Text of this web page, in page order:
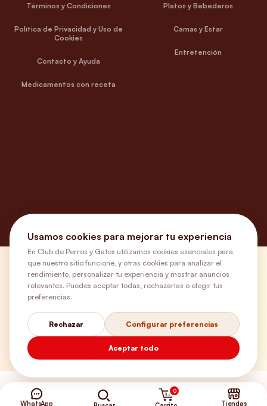
Términos y Condiciones
Política de Privacidad y Uso de
Cookies
Contacto y Ayuda
Medicamentos con receta
Platos y Bebederos
Camas y Estar
Entretención
¿Necesitas ayuda?
+56 9 5646 8188
WhatsApp
0
Tiendas
Usamos cookies para mejorar tu experiencia
En Club de Perros y Gatos utilizamos cookies esenciales para
que nuestro sitio funcione, y otras cookies para analizar el
rendimiento, personalizar tu experiencia y mostrar anuncios
relevantes. Puedes aceptar todas, rechazarlas o elegir tus
preferencias.
Rechazar Configurar preferencias
Aceptar todo